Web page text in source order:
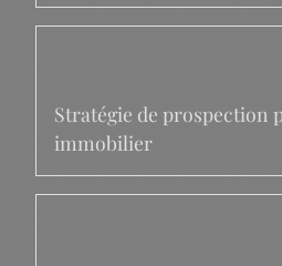
Stratégie de prospection
immobilier